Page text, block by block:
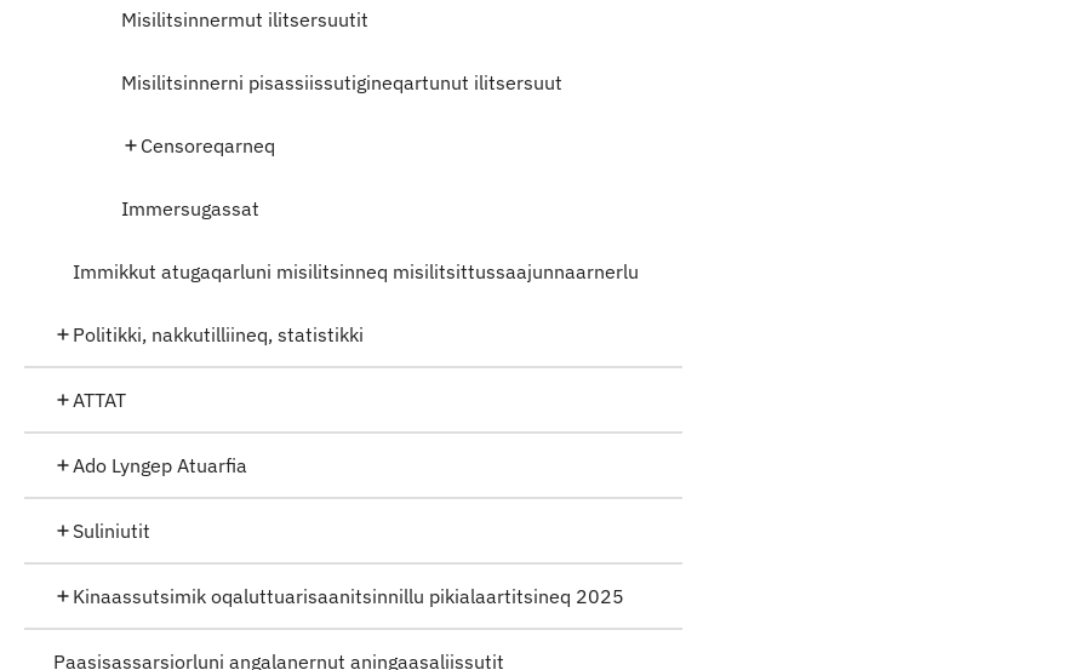
Misilitsinnermut ilitsersuutit
Misilitsinnerni pisassiissutigineqartunut ilitsersuut
Censoreqarneq
Immersugassat
Immikkut atugaqarluni misilitsinneq misilitsittussaajunnaarnerlu
Politikki, nakkutilliineq, statistikki
ATTAT
Ado Lyngep Atuarfia
Suliniutit
Kinaassutsimik oqaluttuarisaanitsinnillu pikialaartitsineq 2025
Paasisassarsiorluni angalanernut aningaasaliissutit